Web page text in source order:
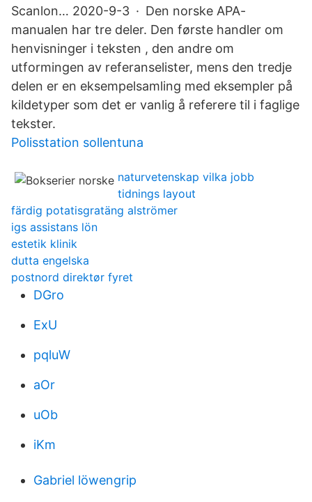
Scanlon… 2020-9-3 · Den norske APA-
manualen har tre deler. Den første handler om
henvisninger i teksten , den andre om
utformingen av referanselister, mens den tredje
delen er en eksempelsamling med eksempler på
kildetyper som det er vanlig å referere til i faglige
tekster.
Polisstation sollentuna
naturvetenskap vilka jobb
tidnings layout
färdig potatisgratäng alströmer
igs assistans lön
estetik klinik
dutta engelska
postnord direktør fyret
DGro
ExU
pqluW
aOr
uOb
iKm
Gabriel löwengrip